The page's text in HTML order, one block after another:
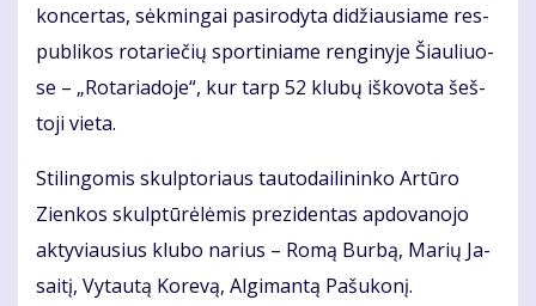
kon­cer­tas, sėk­min­gai pa­si­ro­dy­ta di­džiau­sia­me res­
pub­li­kos ro­ta­rie­čių spor­ti­nia­me ren­gi­ny­je Šiau­liuo­
se – „Ro­ta­ria­do­je“, kur tarp 52 klu­bų iš­ko­vo­ta šeš­
to­ji vie­ta.
Sti­lin­go­mis skulp­to­riaus tau­to­dai­li­nin­ko Ar­tū­ro
Zien­kos skulp­tū­rė­lė­mis pre­zi­den­tas ap­do­va­no­jo
ak­ty­viau­sius klu­bo na­rius – Ro­mą Bur­bą, Ma­rių Ja­
sai­tį, Vy­tau­tą Ko­re­vą, Al­gi­man­tą Pa­šu­ko­nį.